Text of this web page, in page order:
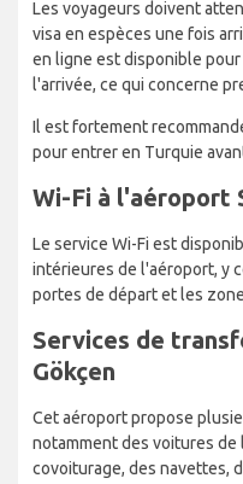
Les voyageurs doivent
visa en espèces une fois
en ligne est disponible
l'arrivée, ce qui concerne
Il est fortement
pour entrer en Turquie
Wi-Fi à l'aéroport
Le service Wi-Fi est
intérieures de l'aéroport, y
portes de départ et les
Services de
Gökçen
Cet aéroport propose
notamment des voitures de
covoiturage, des navettes,